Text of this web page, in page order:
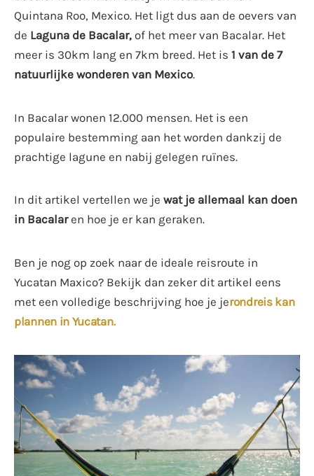
Quintana Roo, Mexico. Het ligt dus aan de oevers van
de Laguna de Bacalar, of het meer van Bacalar. Het
meer is 30km lang en 7km breed. Het is 1 van de 7
natuurlijke wonderen van Mexico.
In Bacalar wonen 12.000 mensen. Het is een
populaire bestemming aan het worden dankzij de
prachtige lagune en nabij gelegen ruïnes.
In dit artikel vertellen we je wat je allemaal kan doen
in Bacalaren hoe je er kan geraken.
Ben je nog op zoek naar de ideale reisroute in
Yucatan Maxico? Bekijk dan zeker dit artikel eens
met een volledige beschrijving hoe je jerondreis kan
plannen in Yucatan.